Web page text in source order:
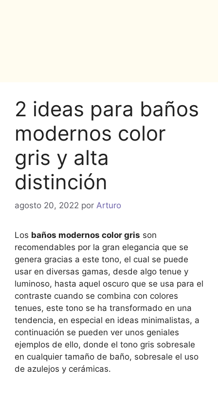
2 ideas para baños
modernos color
gris y alta
distinción
agosto 20, 2022 por Arturo
Los baños modernos color gris son
recomendables por la gran elegancia que se
genera gracias a este tono, el cual se puede
usar en diversas gamas, desde algo tenue y
luminoso, hasta aquel oscuro que se usa para el
contraste cuando se combina con colores
tenues, este tono se ha transformado en una
tendencia, en especial en ideas minimalistas, a
continuación se pueden ver unos geniales
ejemplos de ello, donde el tono gris sobresale
en cualquier tamaño de baño, sobresale el uso
de azulejos y cerámicas.